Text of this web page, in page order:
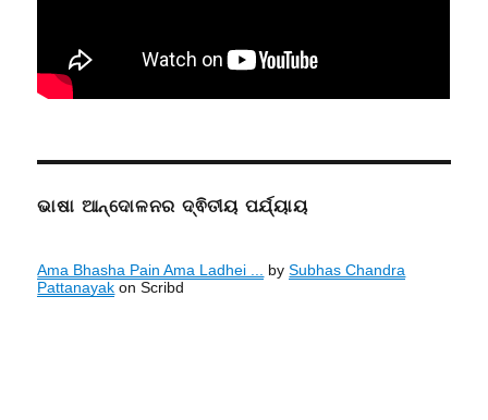
ଭାଷା ଆନ୍ଦୋଳନର ଦ୍ଵିତୀୟ ପର୍ଯ୍ୟାୟ
Ama Bhasha Pain Ama Ladhei ... bySubhas Chandra
Pattanayak on Scribd